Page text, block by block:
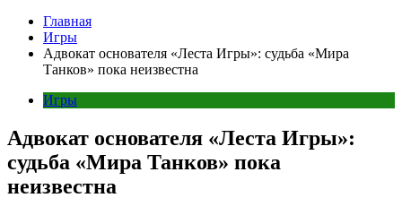
Главная
Игры
Адвокат основателя «Леста Игры»: судьба «Мира
Танков» пока неизвестна
Игры
Адвокат основателя «Леста Игры»:
судьба «Мира Танков» пока
неизвестна